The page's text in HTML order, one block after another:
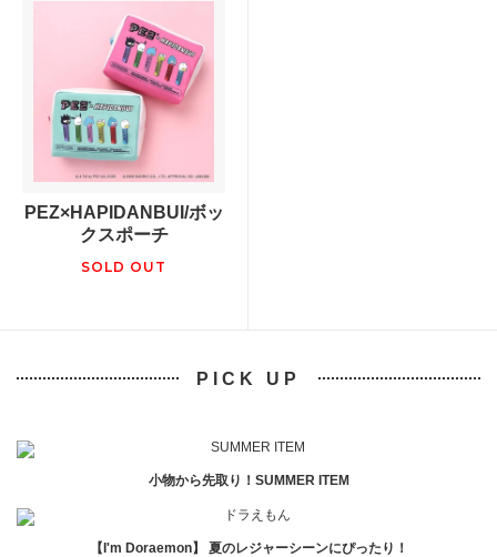
PEZ×HAPIDANBUI/ボッ
クスポーチ
SOLD OUT
PICK UP
小物から先取り！SUMMER ITEM
【I'm Doraemon】 夏のレジャーシーンにぴったり！